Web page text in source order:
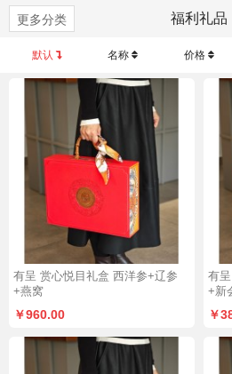
福利礼品
更多分类
默认 名称 价格
有呈 赏心悦目礼盒 西洋参+辽参
+燕窝
￥960.00
有
+新
￥